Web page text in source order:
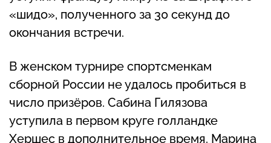
«шидо», полученного за 30 секунд до
окончания встречи.
В женском турнире спортсменкам
сборной России не удалось пробиться в
число призёров. Сабина Гилязова
уступила в первом круге голландке
Хершес в дополнительное время. Марина